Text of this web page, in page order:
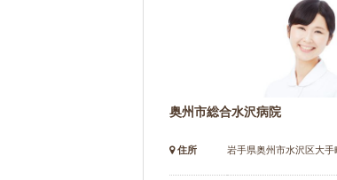
奥州市総合水沢病院
住所 岩手県奥州市水沢区大手